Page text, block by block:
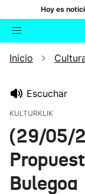
Hoy es
Buscador
Inicio
Escuchar
KULTURKLIK
(29/05/
Bulegoa